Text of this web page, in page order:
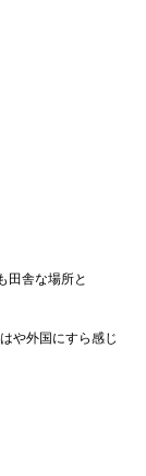
田舎な場所と
や外国にすら感じ